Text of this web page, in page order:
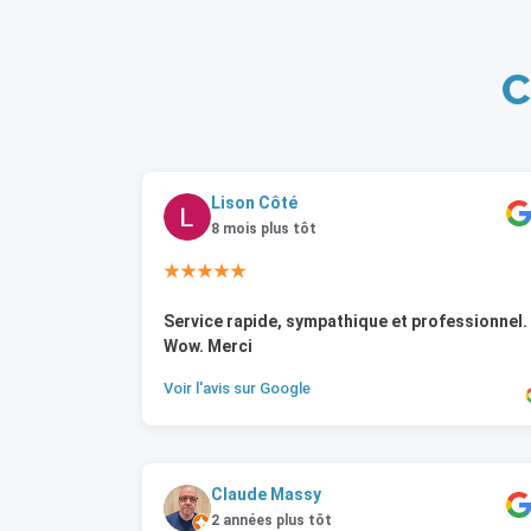
Lison Côté
8 mois plus tôt
★★★★★
Service rapide, sympathique et professionnel.
Wow. Merci
Voir l'avis sur Google
Claude Massy
2 années plus tôt